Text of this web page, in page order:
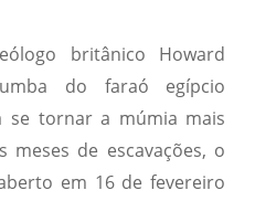
britânico Howard
do faraó egípcio
se tornar a múmia mais
meses de escavações, o
em 16 de fevereiro